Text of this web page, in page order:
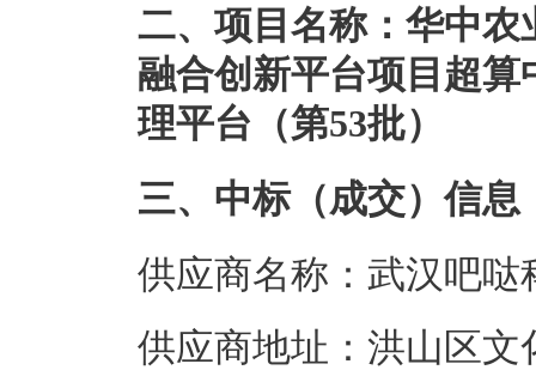
二、项目名称：华中
融合创新平台项目超
理平台（第53批）
三、中标（成交）信息
供应商名称：武汉吧哒
供应商地址：洪山区文